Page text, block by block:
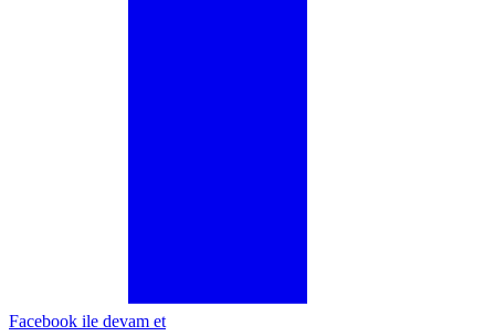
Facebook ile devam et